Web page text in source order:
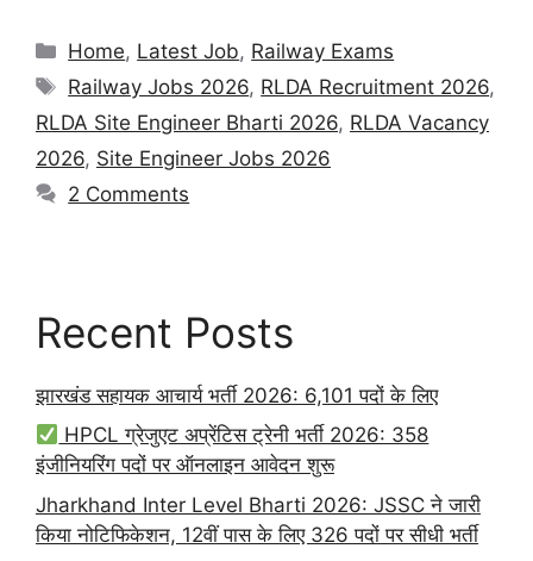
Categories
Home, Latest Job, Railway Exams
Tags
Railway Jobs 2026, RLDA Recruitment 2026,
RLDA Site Engineer Bharti 2026, RLDA Vacancy
2026, Site Engineer Jobs 2026
2 Comments
Recent Posts
झारखंड सहायक आचार्य भर्ती 2026: 6,101 पदों के लिए
HPCL ग्रेजुएट अप्रेंटिस ट्रेनी भर्ती 2026: 358
इंजीनियरिंग पदों पर ऑनलाइन आवेदन शुरू
Jharkhand Inter Level Bharti 2026: JSSC ने जारी
किया नोटिफिकेशन, 12वीं पास के लिए 326 पदों पर सीधी भर्ती